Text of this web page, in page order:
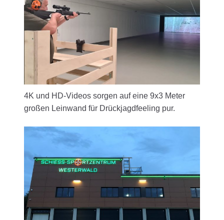
4K und HD-Videos sorgen auf eine 9x3 Meter
großen Leinwand für Drückjagdfeeling pur.